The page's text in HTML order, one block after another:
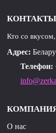
КОНТАКТЫ
Кто со
Адрес:
Телефон:
О нас